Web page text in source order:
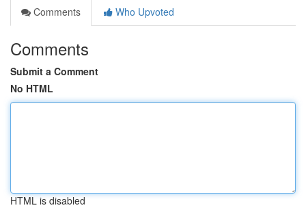
Comments
Who Upvoted
Comments
Submit a Comment
No HTML
HTML is disabled